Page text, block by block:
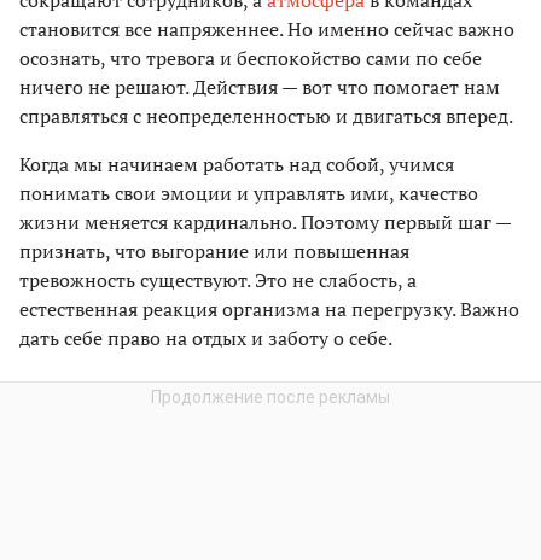
становится все напряженнее. Но именно сейчас важно
осознать, что тревога и беспокойство сами по себе
ничего не решают. Действия — вот что помогает нам
справляться с неопределенностью и двигаться вперед.
Когда мы начинаем работать над собой, учимся
понимать свои эмоции и управлять ими, качество
жизни меняется кардинально. Поэтому первый шаг —
признать, что выгорание или повышенная
тревожность существуют. Это не слабость, а
естественная реакция организма на перегрузку. Важно
дать себе право на отдых и заботу о себе.